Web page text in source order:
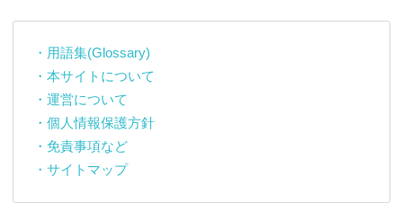
・用語集(Glossary)
・本サイトについて
・運営について
・個人情報保護方針
・免責事項など
・サイトマップ